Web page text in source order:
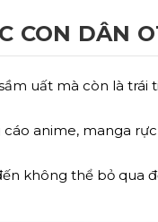
CON DÂN
uất mà còn là
anime, manga
không thể bỏ qua